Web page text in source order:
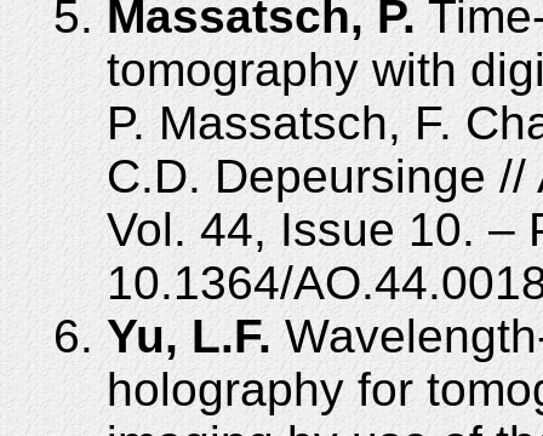
Massatsch, P.
tomography with
P. Massatsch, F.
C.D. Depeursinge
Vol. 44, Issue 10. –
10.1364/
Yu, L.F.
holography for